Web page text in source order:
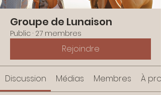
Groupe de Lunaison
Public · 27 membres
Rejoindre
Discussion Médias Membres À